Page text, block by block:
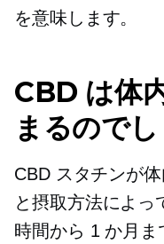
を意味します。
CBD は体
まるので
CBD スタチンが
と摂取方法によっ
時間から 1 か月